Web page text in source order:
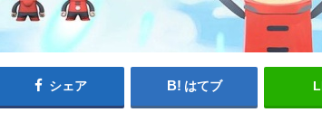
シェア はてブ